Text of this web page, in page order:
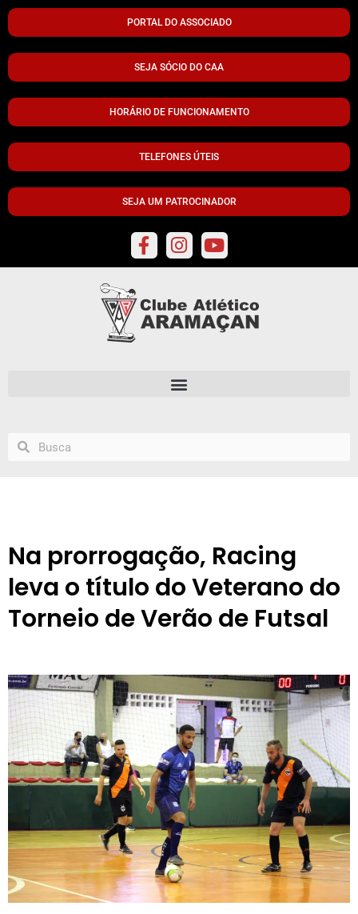
PORTAL DO ASSOCIADO
SEJA SÓCIO DO CAA
HORÁRIO DE FUNCIONAMENTO
TELEFONES ÚTEIS
SEJA UM PATROCINADOR
Na prorrogação, Racing
leva o título do Veterano do
Torneio de Verão de Futsal